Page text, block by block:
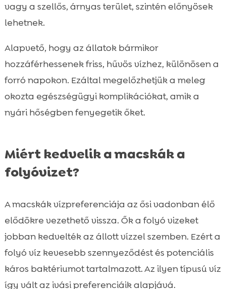
vagy a szellős, árnyas terület, szintén előnyösek
lehetnek.
Alapvető, hogy az állatok bármikor
hozzáférhessenek friss, hűvös vízhez, különösen a
forró napokon. Ezáltal megelőzhetjük a meleg
okozta egészségügyi komplikációkat, amik a
nyári hőségben fenyegetik őket.
Miért kedvelik a macskák a
folyóvizet?
A macskák vízpreferenciája az ősi vadonban élő
elődökre vezethető vissza. Ők a folyó vizeket
jobban kedvelték az állott vízzel szemben. Ezért a
folyó víz kevesebb szennyeződést és potenciális
káros baktériumot tartalmazott. Az ilyen típusú víz
így vált az ivási preferenciáik alapjává.